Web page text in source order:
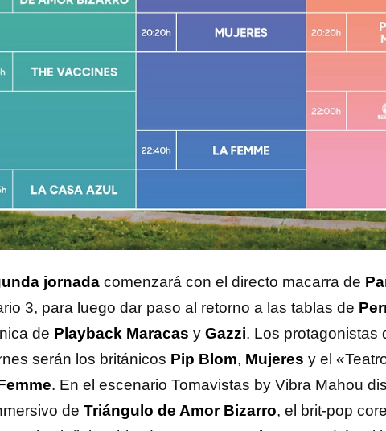
jornada comenzará con el directo macarra de
3, para luego dar paso al retorno a las tablas de
de Playback Maracas y Gazzi. Los protagonistas
serán los británicos Pip Blom, Mujeres y el
. En el escenario Tomavistas by Vibra Mahou
de Triángulo de Amor Bizarro, el brit-pop